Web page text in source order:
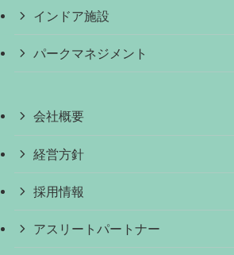
インドア施設
パークマネジメント
会社概要
経営方針
採用情報
アスリートパートナー